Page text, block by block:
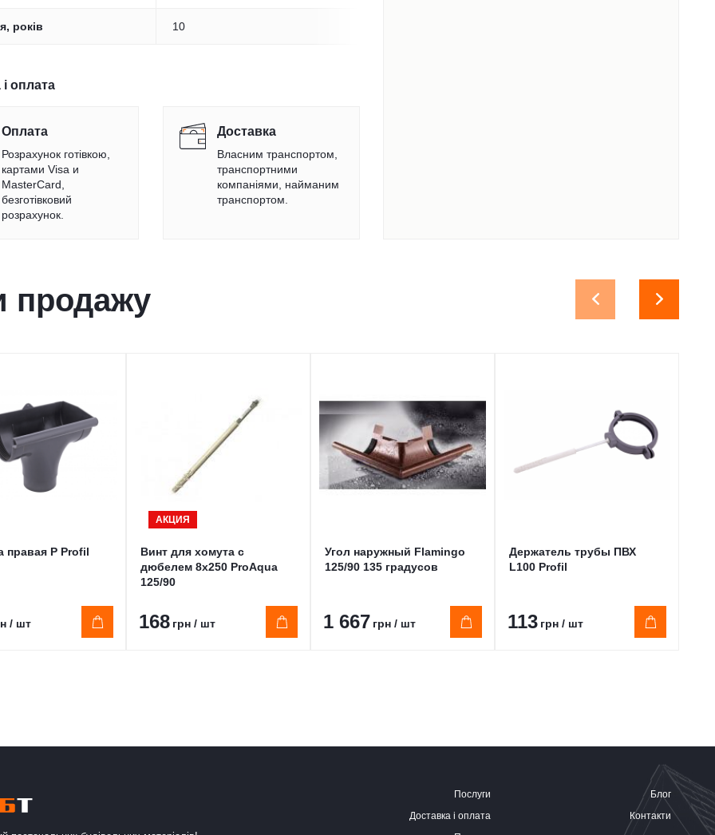
років 10
оплата
Оплата
Розрахунок готівкою,
картами Visa и
MasterCard,
безготівковий
розрахунок.
Доставка
Власним транспортом,
транспортними
компаніями, найманим
транспортом.
продажу
правая Р Profil
/ шт
АКЦИЯ
Винт для хомута с
дюбелем 8х250 ProAqua
125/90
168 грн / шт
Угол наружный Flamingo
125/90 135 градусов
1 667 грн / шт
Держатель трубы ПВХ
L100 Profil
113 грн / шт
Послуги
Блог
Доставка і оплата
Контакти